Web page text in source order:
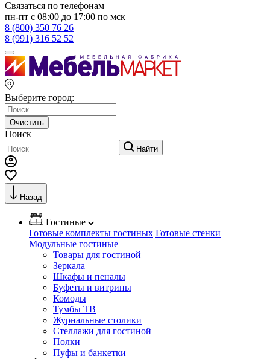
Связаться по телефонам
пн-пт с 08:00 до 17:00 по мск
8 (800) 350 76 26
8 (991) 316 52 52
Выберите город:
Очистить
Поиск
Найти
Назад
Гостиные
Готовые комплекты гостиных Готовые стенки
Модульные гостиные
Товары для гостиной
Зеркала
Шкафы и пеналы
Буфеты и витрины
Комоды
Тумбы ТВ
Журнальные столики
Стеллажи для гостиной
Полки
Пуфы и банкетки